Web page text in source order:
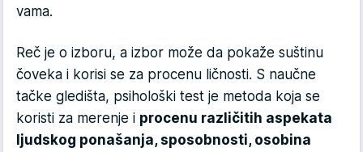
vama.
Reč je o izboru, a izbor može da pokaže suštinu
čoveka i korisi se za procenu ličnosti. S naučne
tačke gledišta, psihološki test je metoda koja se
koristi za merenje i procenu različitih aspekata
ljudskog ponašanja, sposobnosti, osobina